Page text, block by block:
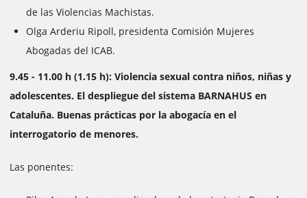
de las Violencias Machistas.
Olga Arderiu Ripoll, presidenta Comisión Mujeres
Abogadas del ICAB.
9.45 - 11.00 h (1.15 h): Violencia sexual contra niños, niñas y
adolescentes. El despliegue del sistema BARNAHUS en
Cataluña. Buenas prácticas por la abogacía en el
interrogatorio de menores.
Las ponentes: